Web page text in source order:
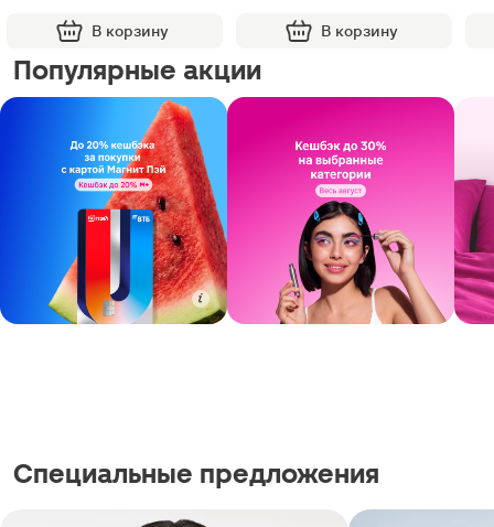
В корзину В корзину
Популярные акции
Специальные предложения